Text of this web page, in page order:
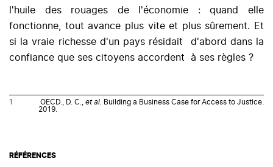
l'huile des rouages de l'économie : quand elle
fonctionne, tout avance plus vite et plus sûrement. Et
si la vraie richesse d'un pays résidait d'abord dans la
confiance que ses citoyens accordent à ses règles ?
1 OECD., D. C., et al.
Building a Business Case for Access to Justice.
2019.
RÉFÉRENCES